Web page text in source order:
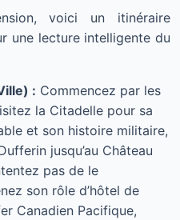
voici un itinéraire
une lecture intelligente du
: Commencez par les
la Citadelle pour sa
et son histoire militaire,
jusqu’au Château
pas de le
son rôle d’hôtel de
Canadien Pacifique,